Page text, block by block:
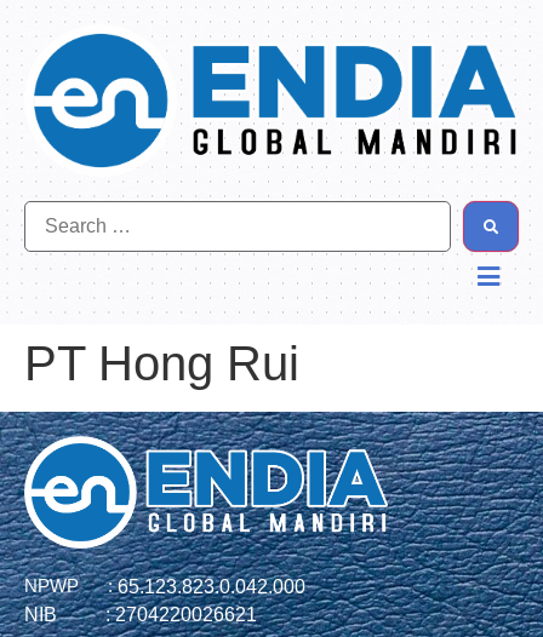
PT Hong Rui
NPWP :65.123.823.0.042.000
NIB :2704220026621